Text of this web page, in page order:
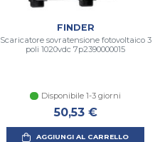
FINDER
Scaricatore sovratensione fotovoltaico 3
poli 1020vdc 7p2390000015
Disponibile 1-3 giorni
50,53 €
AGGIUNGI AL CARRELLO